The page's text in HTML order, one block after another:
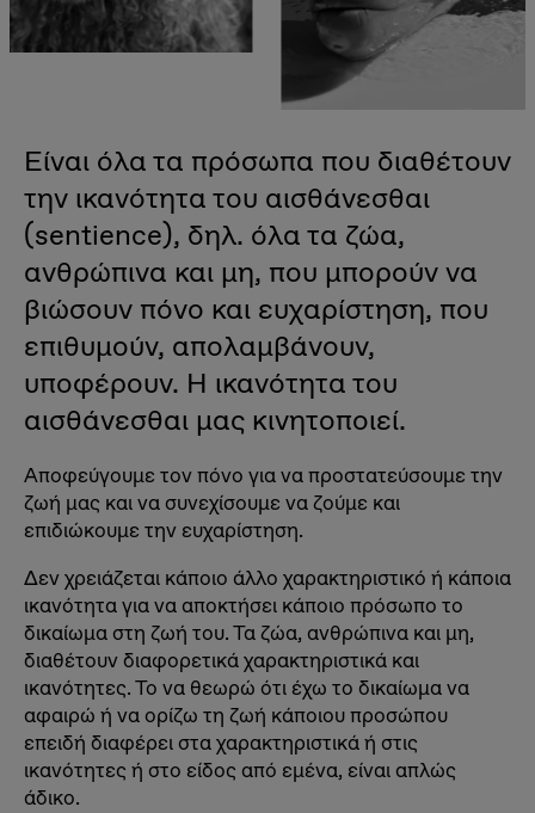
Είναι όλα τα πρόσωπα που διαθέτουν
την ικανότητα του αισθάνεσθαι
(sentience), δηλ. όλα τα ζώα,
ανθρώπινα και μη, που μπορούν να
βιώσουν πόνο και ευχαρίστηση, που
επιθυμούν, απολαμβάνουν,
υποφέρουν. Η ικανότητα του
αισθάνεσθαι μας κινητοποιεί.
Αποφεύγουμε τον πόνο για να προστατεύσουμε την
ζωή μας και να συνεχίσουμε να ζούμε και
επιδιώκουμε την ευχαρίστηση.
Δεν χρειάζεται κάποιο άλλο χαρακτηριστικό ή κάποια
ικανότητα για να αποκτήσει κάποιο πρόσωπο το
δικαίωμα στη ζωή του. Τα ζώα, ανθρώπινα και μη,
διαθέτουν διαφορετικά χαρακτηριστικά και
ικανότητες. Το να θεωρώ ότι έχω το δικαίωμα να
αφαιρώ ή να ορίζω τη ζωή κάποιου προσώπου
επειδή διαφέρει στα χαρακτηριστικά ή στις
ικανότητες ή στο είδος από εμένα, είναι απλώς
άδικο.